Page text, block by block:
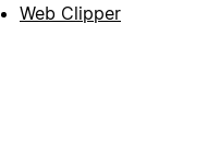
Web Clipper